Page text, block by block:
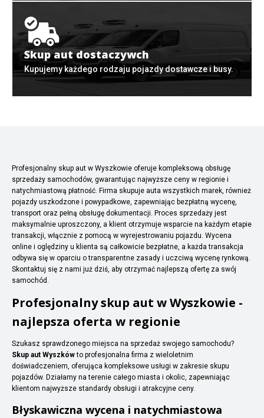
Skup aut dostaczywch
Kupujemy każdego rodzaju pojazdy dostawcze i busy.
Profesjonalny skup aut w Wyszkowie oferuje kompleksową obsługę
sprzedaży samochodów, gwarantując najwyższe ceny w regionie i
natychmiastową płatność. Firma skupuje auta wszystkich marek, również
pojazdy uszkodzone i powypadkowe, zapewniając bezpłatną wycenę,
transport oraz pełną obsługę dokumentacji. Proces sprzedaży jest
maksymalnie uproszczony, a klient otrzymuje wsparcie na każdym etapie
transakcji, włącznie z pomocą w wyrejestrowaniu pojazdu. Wycena
online i oględziny u klienta są całkowicie bezpłatne, a każda transakcja
odbywa się w oparciu o transparentne zasady i uczciwą wycenę rynkową.
Skontaktuj się z nami już dziś, aby otrzymać najlepszą ofertę za swój
samochód.
Profesjonalny skup aut w Wyszkowie -
najlepsza oferta w regionie
Szukasz sprawdzonego miejsca na sprzedaż swojego samochodu?
Skup aut Wyszkówto profesjonalna firma z wieloletnim
doświadczeniem, oferująca kompleksowe usługi w zakresie skupu
pojazdów. Działamy na terenie całego miasta i okolic, zapewniając
klientom najwyższe standardy obsługi i atrakcyjne ceny.
Błyskawiczna wycena i natychmiastowa